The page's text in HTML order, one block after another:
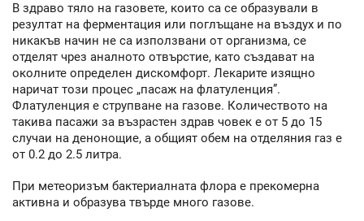
В здраво тяло на газовете, които са се образували в
резултат на ферментация или поглъщане на въздух и по
никакъв начин не са използвани от организма, се
отделят чрез аналното отвърстие, като създават на
околните определен дискомфорт. Лекарите изящно
наричат този процес „пасаж на флатуленция”.
Флатуленция е струпване на газове. Количеството на
такива пасажи за възрастен здрав човек е от 5 до 15
случаи на денонощие, а общият обем на отделяния газ е
от 0.2 до 2.5 литра.
При метеоризъм бактериалната флора е прекомерна
активна и образува твърде много газове.